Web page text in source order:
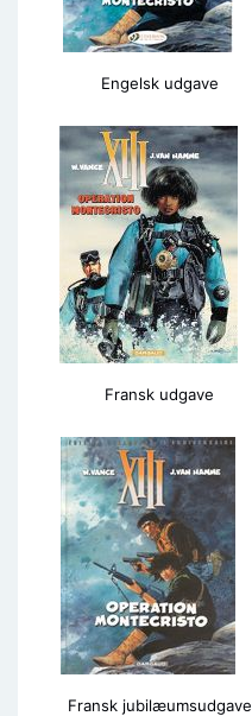
Engelsk udgave
Fransk udgave
Fransk jubilæumsudgave